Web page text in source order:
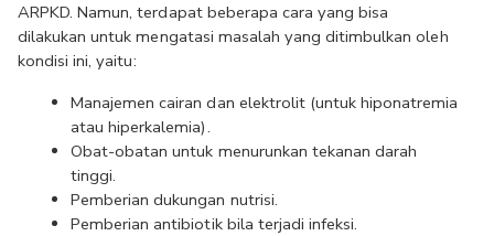
ARPKD. Namun, terdapat beberapa cara yang bisa
dilakukan untuk mengatasi masalah yang ditimbulkan oleh
kondisi ini, yaitu:
Manajemen cairan dan elektrolit (untuk hiponatremia
atau hiperkalemia).
Obat-obatan untuk menurunkan tekanan darah
tinggi.
Pemberian dukungan nutrisi.
Pemberian antibiotik bila terjadi infeksi.